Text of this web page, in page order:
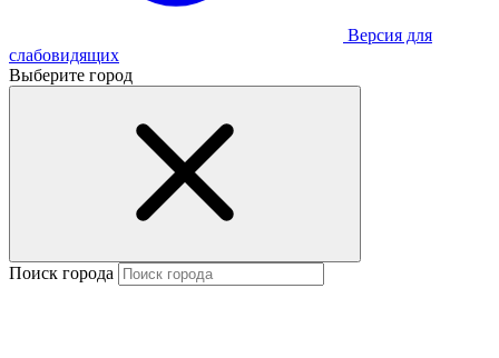
Версия для
слабовидящих
Выберите город
Поиск города